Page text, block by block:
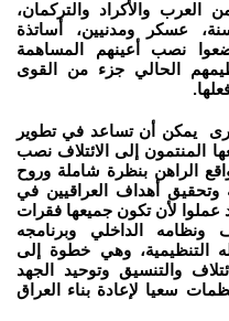
والأكراد والتركمان،
عسكر ومدنيين، أساتذة
نصب أعينهم المساهمة
الحالي جزء من القوى
يمكن أن تساعد في تطوير
المنتمون إلى الائتلاف نصب
الراهن بنظرة شاملة وروح
وتحقيق أهداف العراقيين في
عملوا لأن تكون جميعها فقرات
ونظامه الداخلي وبرنامجه
التنظيمية، وهي خطوة إلى
والتنسيق وتوحيد الجهد
سعيا لإعادة بناء العراق